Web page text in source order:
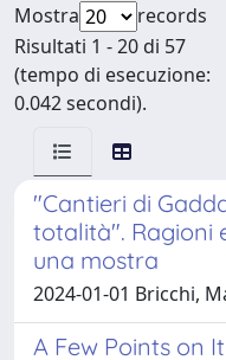
Mostra
records
Risultati 1 - 20 di 57
(tempo di esecuzione:
0.042 secondi).
"Cantieri di
totalità". Ragioni
una mostra
2024-01-01 Bricchi,
A Few Points on